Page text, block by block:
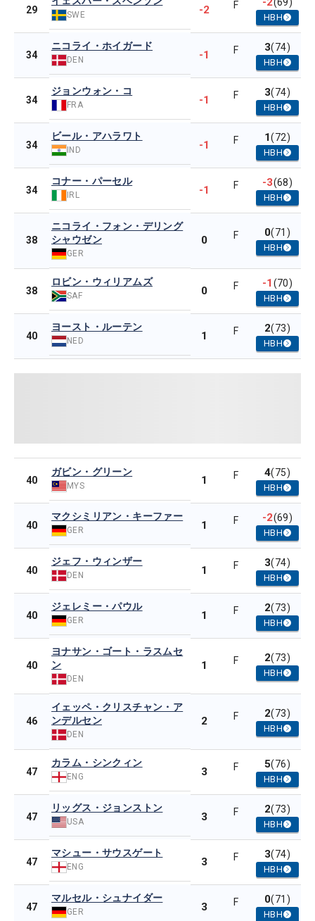
29 SWE -2 F (69)
HBH
34
ニコライ・ホイガード
DEN -1 F 3(74)
HBH
34
ジョンウォン・コ
FRA -1 F 3(74)
HBH
34
ビール・アハラワト
IND -1 F 1(72)
HBH
34
コナー・パーセル
IRL -1 F -3(68)
HBH
38
ニコライ・フォン・デリング
シャウゼン
GER
0 F 0(71)
HBH
38
ロビン・ウィリアムズ
SAF 0 F -1(70)
HBH
40
ヨースト・ルーテン
NED 1 F 2(73)
HBH
40
ガビン・グリーン
MYS 1 F 4(75)
HBH
40
マクシミリアン・キーファー
GER 1 F -2(69)
HBH
40
ジェフ・ウィンザー
DEN 1 F 3(74)
HBH
40
ジェレミー・パウル
GER 1 F 2(73)
HBH
40
ヨナサン・ゴート・ラスムセ
ン
DEN
1 F 2(73)
HBH
46
イェッペ・クリスチャン・ア
ンデルセン
DEN
2 F 2(73)
HBH
47
カラム・シンクィン
ENG 3 F 5(76)
HBH
47
リッグス・ジョンストン
USA 3 F 2(73)
HBH
47
マシュー・サウスゲート
ENG 3 F 3(74)
HBH
47
マルセル・シュナイダー
GER 3 F 0(71)
HBH